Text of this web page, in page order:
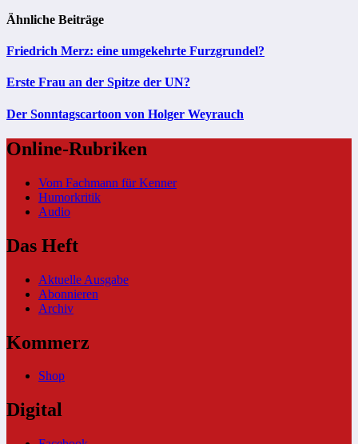
Ähnliche Beiträge
Friedrich Merz: eine umgekehrte Furzgrundel?
Erste Frau an der Spitze der UN?
Der Sonntagscartoon von Holger Weyrauch
Online-Rubriken
Vom Fachmann für Kenner
Humorkritik
Audio
Das Heft
Aktuelle Ausgabe
Abonnieren
Archiv
Kommerz
Shop
Digital